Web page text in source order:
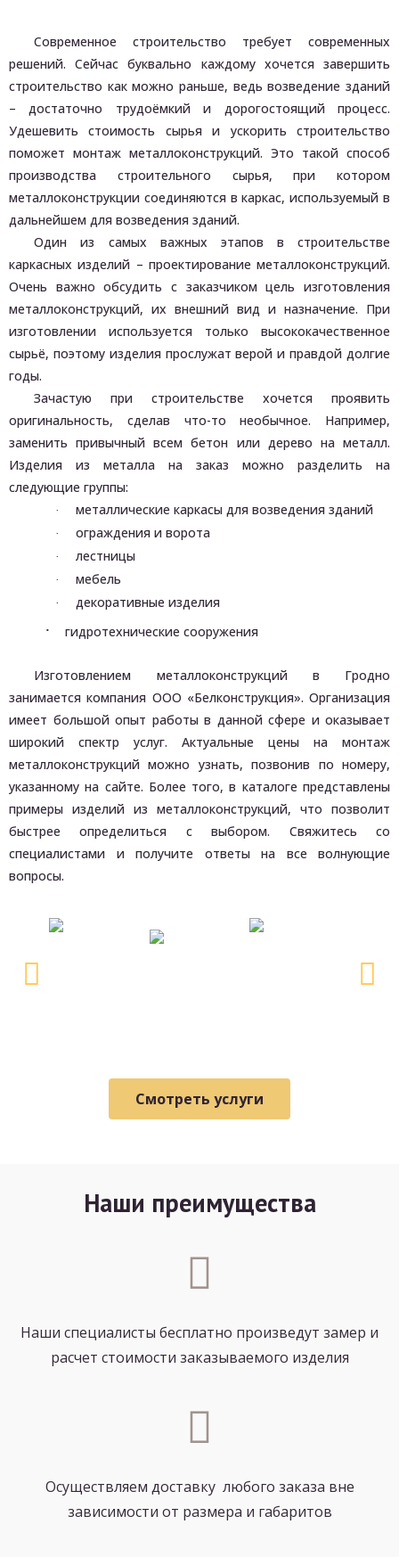
Современное строительство требует современных
решений. Сейчас буквально каждому хочется завершить
строительство как можно раньше, ведь возведение зданий
– достаточно трудоёмкий и дорогостоящий процесс.
Удешевить стоимость сырья и ускорить строительство
поможет монтаж металлоконструкций. Это такой способ
производства строительного сырья, при котором
металлоконструкции соединяются в каркас, используемый в
дальнейшем для возведения зданий.
Один из самых важных этапов в строительстве
каркасных изделий – проектирование металлоконструкций.
Очень важно обсудить с заказчиком цель изготовления
металлоконструкций, их внешний вид и назначение. При
изготовлении используется только высококачественное
сырьё, поэтому изделия прослужат верой и правдой долгие
годы.
Зачастую при строительстве хочется проявить
оригинальность, сделав что-то необычное. Например,
заменить привычный всем бетон или дерево на металл.
Изделия из металла на заказ можно разделить на
следующие группы:
· металлические каркасы для возведения зданий
· ограждения и ворота
· лестницы
· мебель
· декоративные изделия
· гидротехнические сооружения
Изготовлением металлоконструкций в Гродно
занимается компания ООО «Белконструкция». Организация
имеет большой опыт работы в данной сфере и оказывает
широкий спектр услуг. Актуальные цены на монтаж
металлоконструкций можно узнать, позвонив по номеру,
указанному на сайте. Более того, в каталоге представлены
примеры изделий из металлоконструкций, что позволит
быстрее определиться с выбором. Свяжитесь со
специалистами и получите ответы на все волнующие
вопросы.
Смотреть услуги
Наши преимущества
Наши специалисты бесплатно произведут замер и
расчет стоимости заказываемого изделия
Осуществляем доставку любого заказа вне
зависимости от размера и габаритов